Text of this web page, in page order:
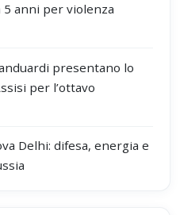
anni per violenza
presentano lo
per l’ottavo
Delhi: difesa, energia e